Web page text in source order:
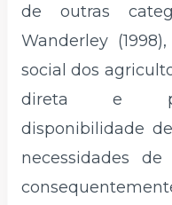
de outras
Wanderley
social dos
direta e
disponibilidade
necessidades